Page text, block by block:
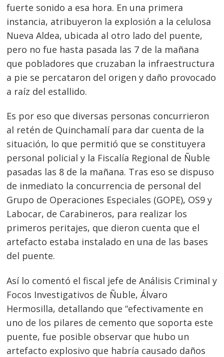
fuerte sonido a esa hora. En una primera
instancia, atribuyeron la explosión a la celulosa
Nueva Aldea, ubicada al otro lado del puente,
pero no fue hasta pasada las 7 de la mañana
que pobladores que cruzaban la infraestructura
a pie se percataron del origen y daño provocado
a raíz del estallido.
Es por eso que diversas personas concurrieron
al retén de Quinchamalí para dar cuenta de la
situación, lo que permitió que se constituyera
personal policial y la Fiscalía Regional de Ñuble
pasadas las 8 de la mañana. Tras eso se dispuso
de inmediato la concurrencia de personal del
Grupo de Operaciones Especiales (GOPE), OS9 y
Labocar, de Carabineros, para realizar los
primeros peritajes, que dieron cuenta que el
artefacto estaba instalado en una de las bases
del puente.
Así lo comentó el fiscal jefe de Análisis Criminal y
Focos Investigativos de Ñuble, Álvaro
Hermosilla, detallando que “efectivamente en
uno de los pilares de cemento que soporta este
puente, fue posible observar que hubo un
artefacto explosivo que habría causado daños